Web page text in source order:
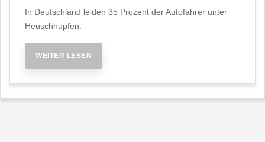
In Deutschland leiden 35 Prozent der Autofahrer unter
Heuschnupfen.
WEITER LESEN